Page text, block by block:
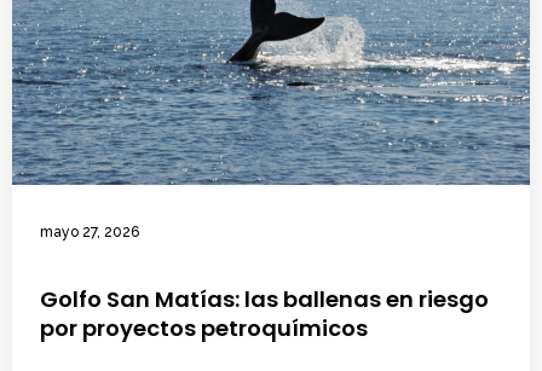
mayo 27, 2026
Golfo San Matías: las ballenas en riesgo
por proyectos petroquímicos